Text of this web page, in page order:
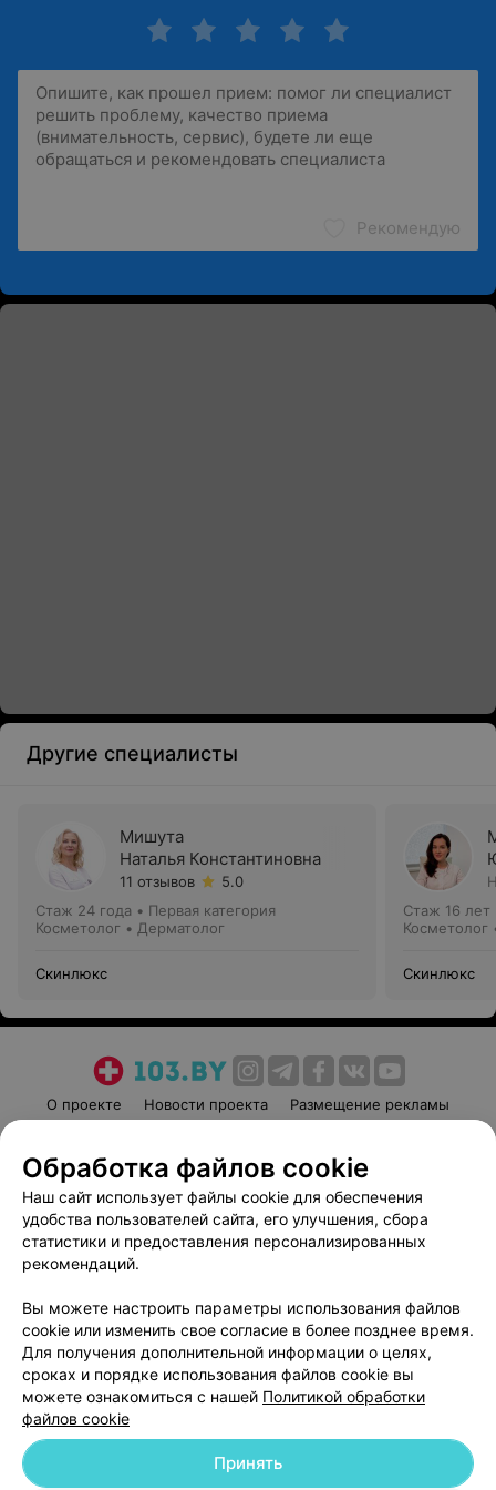
Рекомендую
Другие специалисты
Мишута
Наталья Константиновна
11 отзывов
5.0
Стаж 24 года • Первая категория
Косметолог • Дерматолог
Скинлюкс
Стаж 16 лет
Косметолог
Скинлюкс
О проекте Новости проекта
Размещение рекламы
Пользовательское соглашение
Способы оплаты
Вакансии
Партнеры
Написать руководителю 103.by
Обработка персональных данных
© 2026 ООО «Артокс Лаб», УНП 191700409 | 220012, Республика Беларусь,
Обработка файлов cookie
Наш сайт использует файлы cookie для обеспечения
удобства пользователей сайта, его улучшения, сбора
статистики и предоставления персонализированных
рекомендаций.
Вы можете настроить параметры использования файлов
cookie или изменить свое согласие в более позднее время.
Для получения дополнительной информации о целях,
сроках и порядке использования файлов cookie вы
можете ознакомиться с нашей Политикой обработки
файлов cookie
Принять